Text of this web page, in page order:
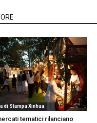
di Stampa Xinhua
tematici rilanciano